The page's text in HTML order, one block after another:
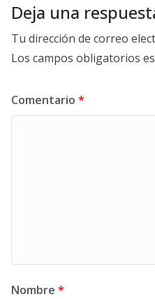
Deja una
Tu dirección de correo
Los campos obligatorios
Comentario *
Nombre *